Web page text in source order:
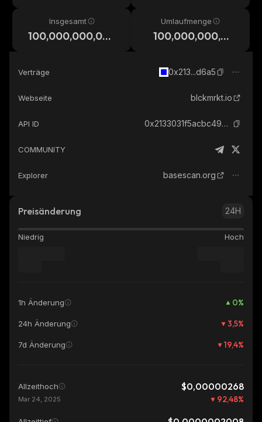
Insgesamt
100,000,000,00
Umlaufmenge
100,000,000,00
Verträge 0x213...d6a5
Webseite blckmrkt.io
API ID 0x2133031f5acbc493572c02f271186f241cd8d6a5_base
COMMUNITY
Explorer basescan.org
Preisänderung 24H
Niedrig Hoch
1h Änderung 0%
24h Änderung 3,5%
7d Änderung 19,4%
Allzeithoch $0,00000268
Mar 24, 2025 92,48%